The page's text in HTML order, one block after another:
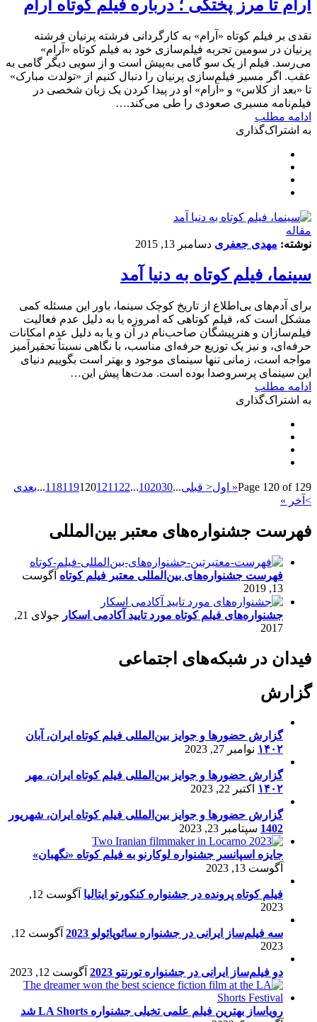
آرام تا مرز پختگی ؛ درباره فیلم کوتاه آرام
نقدی بر فیلم کوتاه «آرام» به کارگردانی فرشته پرنیان فرشته
پرنیان در سومین تجربه فیلم‌سازی خود به فیلم کوتاه «آرام»
می‌رسد. فیلم از یک سو گامی به‌پیش است و از سویی دیگر گامی به
عقب. اگر مسیر فیلم‌سازی پرنیان را دنبال کنیم از «تولدت مبارک»
تا «بعد از کلاس» و «آرام» او در پیدا کردن یک زبان شخصی در
فیلم‌نامه مسیری صعودی را طی می‌کند.…
ادامه مطلب
به اشتراک‌گذاری
مقاله
نوشته: مهدی جعفری دسامبر 13, 2015
سینما، فیلم کوتاه به دنیا آمد
برای آدم‌های بی‌اطلاع از تاریخ کوچک سینما، باور این مسئله کمی
مشکل است که، فیلم کوتاهی که امروزه یا به دلیل عدم فعالیت
فیلم‌سازان و هنرپیشگان صاحب‌نام در آن و یا به دلیل عدم امکانات
حرفه‌ای، و نیز یک توزیع حرفه‌ای مناسب، با نگاهی نسبتاً تحقیرآمیز
مواجه است، زمانی تنها سینمای موجود و بهتر است بگوییم دنیای
این سینمای پرسروصدا بوده است. مدت‌ها پیش این…
ادامه مطلب
به اشتراک‌گذاری
Page 120 of 129« اول< قبلی...
102030
...
118119120121 122
...بعدی
> آخر »
فهرست جشنواره‌های معتبر بین‌المللی
فهرست جشنواره‌های بین‌المللی معتبر فیلم کوتاه آگوست
13, 2019
جشنواره‌های فیلم کوتاه مورد تایید آکادمی اسکار
جولای 21,
2017
فیدان در شبکه‌های اجتماعی
گزارش
گزارش حضورها و جوایز بین‌المللی فیلم کوتاه ایران، آبان
۱۴۰۲ نوامبر 27, 2023
گزارش حضورها و جوایز بین‌المللی فیلم کوتاه ایران، مهر
۱۴۰۲ اکتبر 22, 2023
گزارش حضورها و جوایز بین‌المللی فیلم کوتاه ایران، شهریور
1402 سپتامبر 23, 2023
جایزه اسپانسر جشنواره لوکارنو به فیلم کوتاه «نگهبان»
آگوست 13, 2023
فیلم کوتاه پرونده در جشنواره کنکورتو ایتالیا
آگوست 12,
2023
سه فیلم‌ساز ایرانی در جشنواره سائوپائولو 2023
آگوست 12,
2023
دو فیلم‌ساز ایرانی در جشنواره تورنتو 2023 آگوست 12, 2023
رویاساز بهترین فیلم علمی تخیلی جشنواره LA Shorts شد